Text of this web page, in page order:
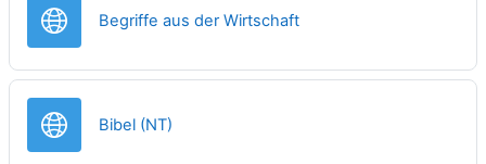
Begriffe aus der WirtschaftLink/URL
Bibel (NT)